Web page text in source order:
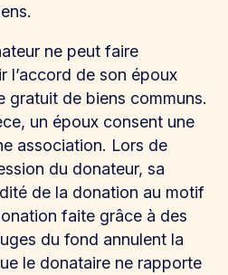
ne peut faire
l’accord de son époux
gratuit de biens communs.
un époux consent une
association. Lors de
du donateur, sa
de la donation au motif
faite grâce à des
du fond annulent la
le donataire ne rapporte